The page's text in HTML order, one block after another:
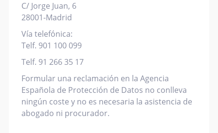
C/ Jorge Juan, 6
28001-Madrid
Vía telefónica:
Telf. 901 100 099
Telf. 91 266 35 17
Formular una reclamación en la Agencia
Española de Protección de Datos no conlleva
ningún coste y no es necesaria la asistencia de
abogado ni procurador.